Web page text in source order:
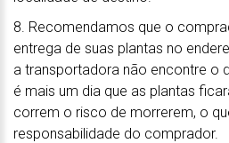
8. Recomendamos que o
entrega de suas plantas no
a transportadora não encontre o
é mais um dia que as plantas
correm o risco de morrerem, o
responsabilidade do comprador.